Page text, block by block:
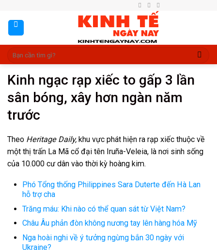
content
Kinh ngạc rạp xiếc to gấp 3 lần
sân bóng, xây hơn ngàn năm
trước
Theo Heritage Daily, khu vực phát hiện ra rạp xiếc thuộc về
một thị trấn La Mã cổ đại tên Iruña-Veleia, là nơi sinh sống
của 10.000 cư dân vào thời kỳ hoàng kim.
Phó Tổng thống Philippines Sara Duterte đến Hà Lan
hỗ trợ cha
Trăng máu: Khi nào có thể quan sát từ Việt Nam?
Châu Âu phản đòn không nương tay lên hàng hóa Mỹ
Nga hoài nghi về ý tưởng ngừng bắn 30 ngày với
Ukraine?